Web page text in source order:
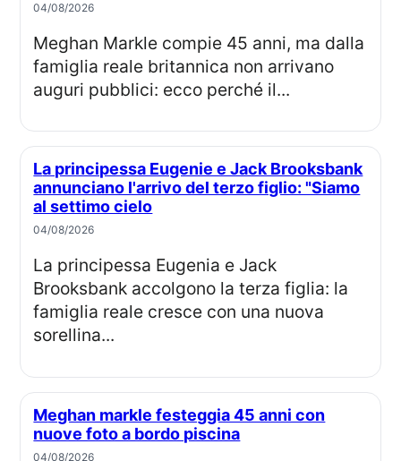
04/08/2026
Meghan Markle compie 45 anni, ma dalla
famiglia reale britannica non arrivano
auguri pubblici: ecco perché il...
La principessa Eugenie e Jack Brooksbank
annunciano l'arrivo del terzo figlio: "Siamo
al settimo cielo
04/08/2026
La principessa Eugenia e Jack
Brooksbank accolgono la terza figlia: la
famiglia reale cresce con una nuova
sorellina...
Meghan markle festeggia 45 anni con
nuove foto a bordo piscina
04/08/2026